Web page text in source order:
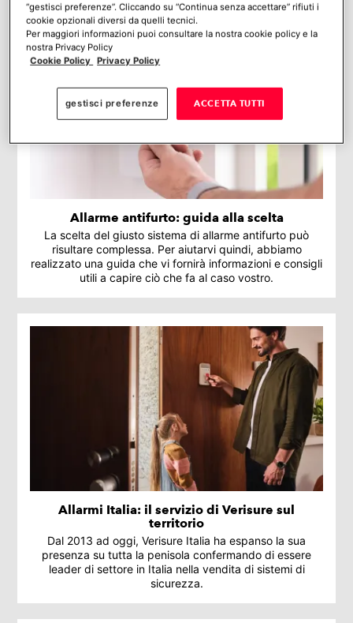
Allarme antifurto: guida alla scelta
La scelta del giusto sistema di allarme antifurto può
risultare complessa. Per aiutarvi quindi, abbiamo
realizzato una guida che vi fornirà informazioni e consigli
utili a capire ciò che fa al caso vostro.
Allarmi Italia: il servizio di Verisure sul
territorio
Dal 2013 ad oggi, Verisure Italia ha espanso la sua
presenza su tutta la penisola confermando di essere
leader di settore in Italia nella vendita di sistemi di
sicurezza.
“gestisci preferenze”. Cliccando su “Continua senza accettare” rifiuti i
cookie opzionali diversi da quelli tecnici.
Per maggiori informazioni puoi consultare la nostra cookie policy e la
nostra Privacy Policy
Cookie Policy Privacy Policy
gestisci preferenze ACCETTA TUTTI